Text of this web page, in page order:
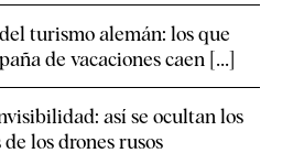
turismo alemán: los que
de vacaciones caen [...]
así se ocultan los
los drones rusos